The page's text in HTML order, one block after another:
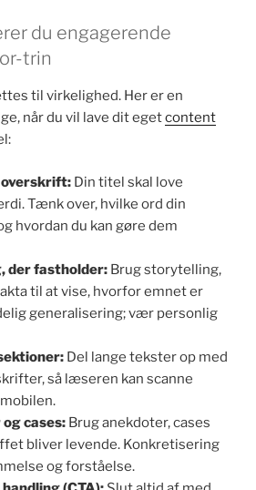
du engagerende
trin
til virkelighed. Her er en
når du vil lave dit egetcontent
overskrift: Din titel skal love
Tænk over, hvilke ord din
hvordan du kan gøre dem
der fastholder: Brug storytelling,
til at vise, hvorfor emnet er
generalisering; vær personlig
Del lange tekster op med
så læseren kan scanne
cases: Brug anekdoter, cases
bliver levende. Konkretisering
og forståelse.